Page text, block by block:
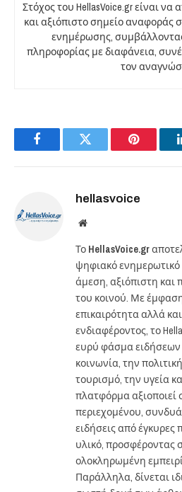
Στόχος του HellasVoice.gr είναι να
και αξιόπιστο σημείο αναφοράς
ενημέρωσης,
πληροφορίας με διαφάνεια,
τον
FacebookTwitter Pinterest
hellasvoice
Website
Το HellasVoice.gr
ψηφιακό
άμεση, αξιόπιστη
του κοινού. Με
επικαιρότητα αλλά
ενδιαφέροντος, το
ευρύ φάσμα
κοινωνία, την
τουρισμό, την υγεία
πλατφόρμα αξιοποιεί
περιεχομένου,
ειδήσεις από έγκυρες
υλικό, προσφέροντας
ολοκληρωμένη
Παράλληλα, δίνεται